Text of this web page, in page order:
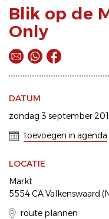
Blik op de
Only
DATUM
zondag 3 september
toevoegen in agenda
LOCATIE
Markt
5554 CA Valkenswaard
route plannen